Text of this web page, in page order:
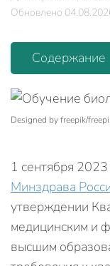
Обновлено
Содержание
Designed by freepik/
1 сентября 2023
Минздрава
утверждении
медицинским и
высшим